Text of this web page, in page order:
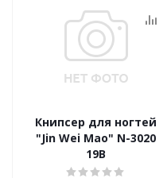
Книпсер для ногтей
"Jin Wei Mao" N-3020
19B